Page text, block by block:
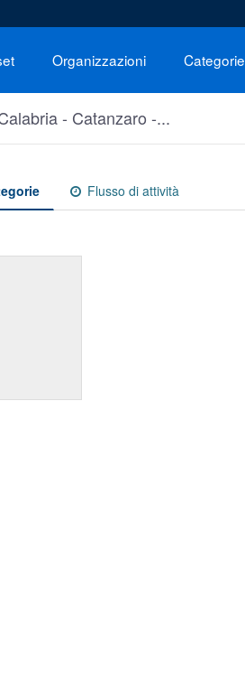
Organizzazioni Categorie
- Catanzaro -...
Flusso di attività